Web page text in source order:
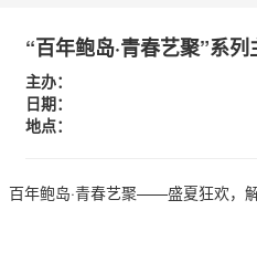
“百年鲍岛·青春艺聚”系
主办：
日期：
地点：
百年鲍岛·青春艺聚——盛夏狂欢，